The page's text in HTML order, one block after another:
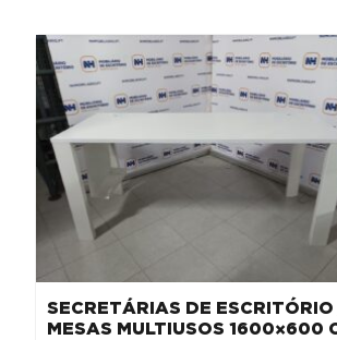
SECRETÁRIAS DE
MESAS MULTIUSOS 1600×600